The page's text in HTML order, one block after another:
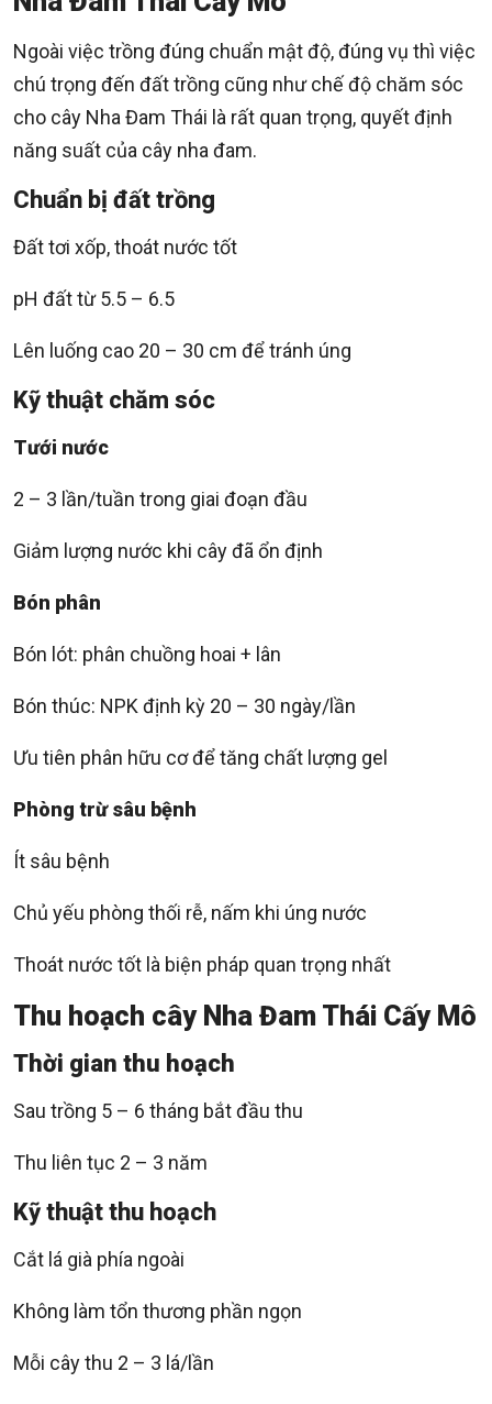
Ngoài việc trồng đúng chuẩn mật độ, đúng vụ thì việc
chú trọng đến đất trồng cũng như chế độ chăm sóc
cho cây Nha Đam Thái là rất quan trọng, quyết định
năng suất của cây nha đam.
Chuẩn bị đất trồng
Đất tơi xốp, thoát nước tốt
pH đất từ 5.5 – 6.5
Lên luống cao 20 – 30 cm để tránh úng
Kỹ thuật chăm sóc
Tưới nước
2 – 3 lần/tuần trong giai đoạn đầu
Giảm lượng nước khi cây đã ổn định
Bón phân
Bón lót: phân chuồng hoai + lân
Bón thúc: NPK định kỳ 20 – 30 ngày/lần
Ưu tiên phân hữu cơ để tăng chất lượng gel
Phòng trừ sâu bệnh
Ít sâu bệnh
Chủ yếu phòng thối rễ, nấm khi úng nước
Thoát nước tốt là biện pháp quan trọng nhất
Thu hoạch cây Nha Đam Thái Cấy Mô
Thời gian thu hoạch
Sau trồng 5 – 6 tháng bắt đầu thu
Thu liên tục 2 – 3 năm
Kỹ thuật thu hoạch
Cắt lá già phía ngoài
Không làm tổn thương phần ngọn
Mỗi cây thu 2 – 3 lá/lần